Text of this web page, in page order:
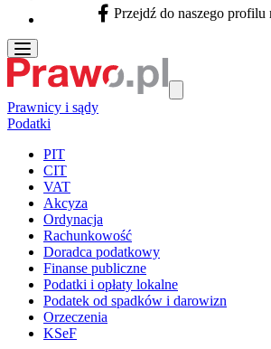
Facebook - otwiera się w nowej karcie
Przejdź do naszego profilu
Prawnicy i sądy
Podatki
PIT
CIT
VAT
Akcyza
Ordynacja
Rachunkowość
Doradca podatkowy
Finanse publiczne
Podatki i opłaty lokalne
Podatek od spadków i darowizn
Orzeczenia
KSeF